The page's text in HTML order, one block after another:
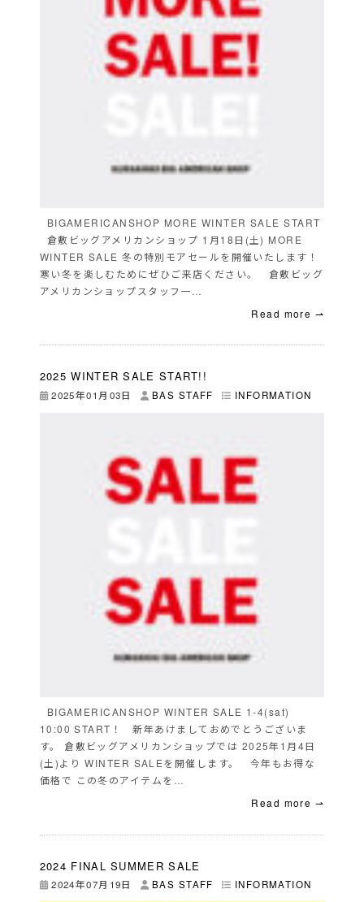
BIGAMERICANSHOP MORE WINTER SALE START
倉敷ビッグアメリカンショップ 1月18日(土) MORE
WINTER SALE 冬の特別モアセールを開催いたします！
寒い冬を楽しむためにぜひご来店ください。 倉敷ビッグ
アメリカンショップスタッフ一…
Read more ⇀
2025 WINTER SALE START!!
2025年01月03日 BAS STAFF INFORMATION
BIGAMERICANSHOP WINTER SALE 1-4(sat)
10:00 START！ 新年あけましておめでとうございま
す。 倉敷ビッグアメリカンショップでは 2025年1月4日
(土)より WINTER SALEを開催します。 今年もお得な
価格で この冬のアイテムを…
Read more ⇀
2024 FINAL SUMMER SALE
2024年07月19日 BAS STAFF INFORMATION